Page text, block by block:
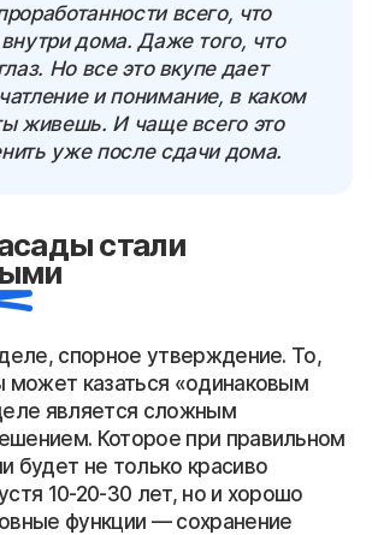
всего, что
дома. Даже того, что
Но все это вкупе дает
и понимание, в каком
живешь. И чаще всего это
уже после сдачи дома.
стали
спорное утверждение. То,
может казаться «одинаковым
является сложным
Которое при правильном
будет не только красиво
10-20-30 лет, но и хорошо
функции — сохранение